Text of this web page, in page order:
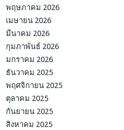
พฤษภาคม 2026
เมษายน 2026
มีนาคม 2026
กุมภาพันธ์ 2026
มกราคม 2026
ธันวาคม 2025
พฤศจิกายน 2025
ตุลาคม 2025
กันยายน 2025
สิงหาคม 2025